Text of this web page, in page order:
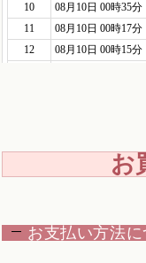
お
お支払い方法に